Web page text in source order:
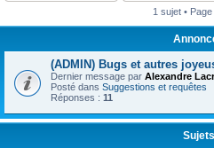
1 sujet • Page
(ADMIN) Bugs et autres
Dernier message par Alexandre
Posté dans Suggestions et requêtes
Réponses : 11
Sujets